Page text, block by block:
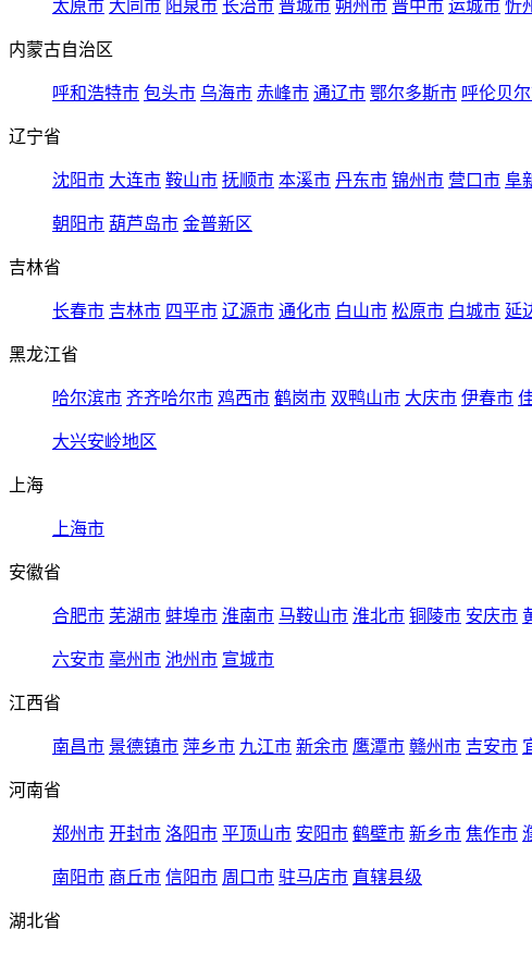
太原市 大同市 阳泉市 长治市 晋城市 朔州市 晋中市 运城市 忻
内蒙古自治区
呼和浩特市 包头市 乌海市 赤峰市 通辽市 鄂尔多斯市 呼伦贝
辽宁省
沈阳市 大连市 鞍山市 抚顺市 本溪市 丹东市 锦州市 营口市 阜
朝阳市 葫芦岛市 金普新区
吉林省
长春市 吉林市 四平市 辽源市 通化市 白山市 松原市 白城市 延
黑龙江省
哈尔滨市 齐齐哈尔市 鸡西市 鹤岗市 双鸭山市 大庆市 伊春市
大兴安岭地区
上海
上海市
安徽省
合肥市 芜湖市 蚌埠市 淮南市 马鞍山市 淮北市 铜陵市 安庆市
六安市 亳州市 池州市 宣城市
江西省
南昌市 景德镇市 萍乡市 九江市 新余市 鹰潭市 赣州市 吉安市
河南省
郑州市 开封市 洛阳市 平顶山市 安阳市 鹤壁市 新乡市 焦作市
南阳市 商丘市 信阳市 周口市 驻马店市 直辖县级
湖北省